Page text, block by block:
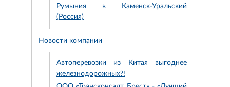
Румыния в Каменск-Уральский
(Россия)
Новости компании
Автоперевозки из Китая выгоднее
железнодорожных?!